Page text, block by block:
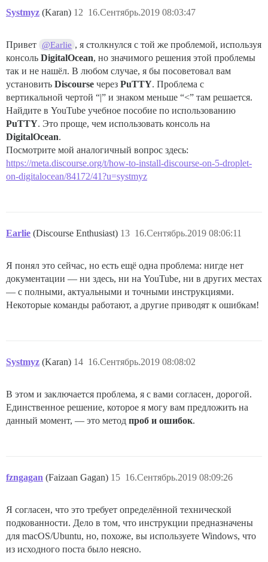
Systmyz (Karan) 16.Сентябрь.2019 08:03:47
12
Привет @Earlie , я столкнулся с той же проблемой, используя
консоль DigitalOcean, но значимого решения этой проблемы
так и не нашёл. В любом случае, я бы посоветовал вам
установить Discourse через PuTTY. Проблема с
вертикальной чертой “|” и знаком меньше “<” там решается.
Найдите в YouTube учебное пособие по использованию
PuTTY. Это проще, чем использовать консоль на
DigitalOcean.
Посмотрите мой аналогичный вопрос здесь:
https://meta.discourse.org/t/how-to-install-discourse-on-5-droplet-
on-digitalocean/84172/41?u=systmyz
Earlie (Discourse Enthusiast) 16.Сентябрь.2019 08:06:11
13
Я понял это сейчас, но есть ещё одна проблема: нигде нет
документации — ни здесь, ни на YouTube, ни в других местах
— с полными, актуальными и точными инструкциями.
Некоторые команды работают, а другие приводят к ошибкам!
Systmyz (Karan) 16.Сентябрь.2019 08:08:02
14
В этом и заключается проблема, я с вами согласен, дорогой.
Единственное решение, которое я могу вам предложить на
данный момент, — это метод проб и ошибок.
fzngagan (Faizaan Gagan) 16.Сентябрь.2019 08:09:26
15
Я согласен, что это требует определённой технической
подкованности. Дело в том, что инструкции предназначены
для macOS/Ubuntu, но, похоже, вы используете Windows, что
из исходного поста было неясно.